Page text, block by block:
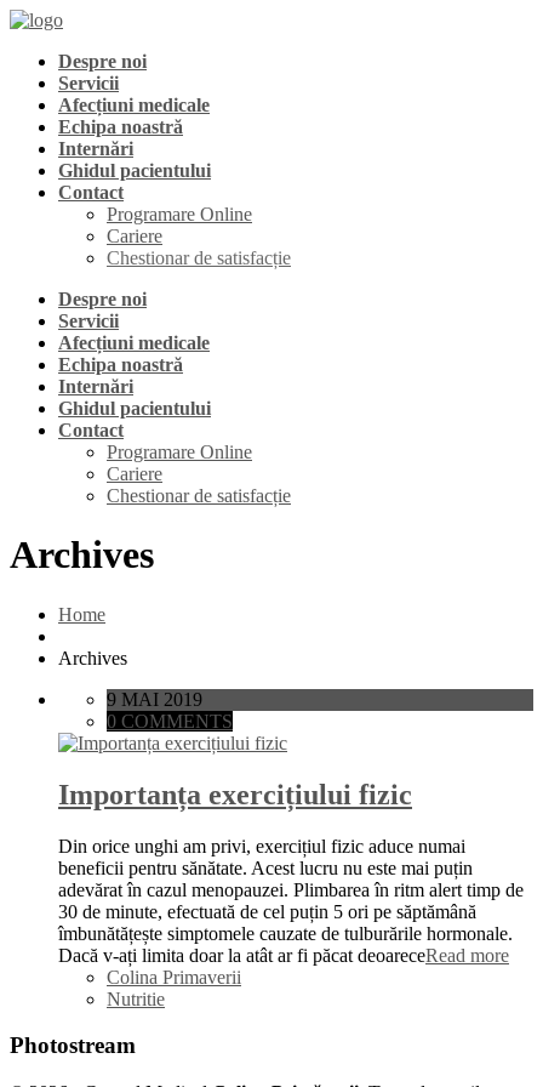
Despre noi
Servicii
Afecțiuni medicale
Echipa noastră
Internări
Ghidul pacientului
Contact
Programare Online
Cariere
Chestionar de satisfacție
Despre noi
Servicii
Afecțiuni medicale
Echipa noastră
Internări
Ghidul pacientului
Contact
Programare Online
Cariere
Chestionar de satisfacție
Archives
Home
Archives
9 MAI 2019
0 COMMENTS
Importanța exercițiului fizic
Din orice unghi am privi, exercițiul fizic aduce numai
beneficii pentru sănătate. Acest lucru nu este mai puțin
adevărat în cazul menopauzei. Plimbarea în ritm alert timp de
30 de minute, efectuată de cel puțin 5 ori pe săptămână
îmbunătățește simptomele cauzate de tulburările hormonale.
Dacă v-ați limita doar la atât ar fi păcat deoareceRead more
Colina Primaverii
Nutritie
Photostream